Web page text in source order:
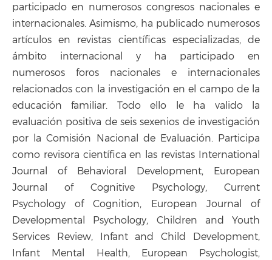
participado en numerosos congresos nacionales e
internacionales. Asimismo, ha publicado numerosos
artículos en revistas científicas especializadas, de
ámbito internacional y ha participado en
numerosos foros nacionales e internacionales
relacionados con la investigación en el campo de la
educación familiar. Todo ello le ha valido la
evaluación positiva de seis sexenios de investigación
por la Comisión Nacional de Evaluación. Participa
como revisora científica en las revistas International
Journal of Behavioral Development, European
Journal of Cognitive Psychology, Current
Psychology of Cognition, European Journal of
Developmental Psychology, Children and Youth
Services Review, Infant and Child Development,
Infant Mental Health, European Psychologist,